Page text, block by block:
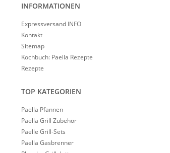
INFORMATIONEN
Expressversand INFO
Kontakt
Sitemap
Kochbuch: Paella Rezepte
Rezepte
TOP KATEGORIEN
Paella Pfannen
Paella Grill Zubehör
Paelle Grill-Sets
Paella Gasbrenner